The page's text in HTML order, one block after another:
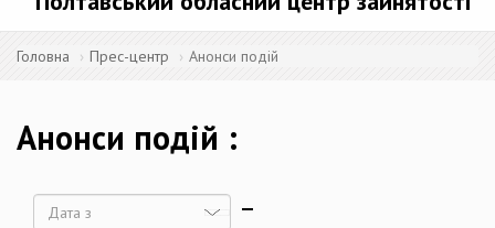
Головна Прес-центр Анонси подій
Анонси подій